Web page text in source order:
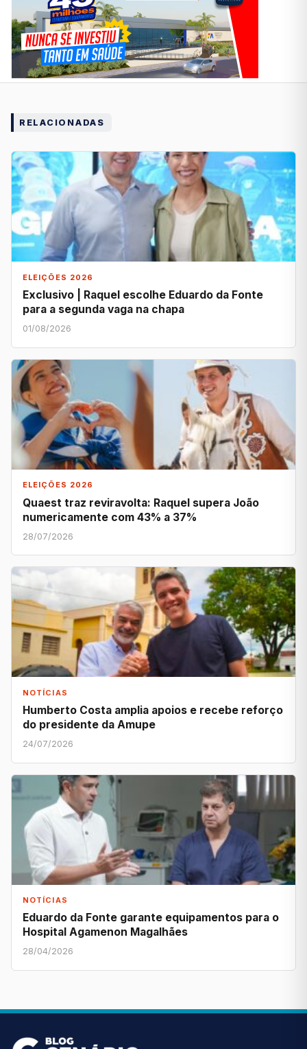
RELACIONADAS
ELEIÇÕES 2026
Exclusivo | Raquel escolhe Eduardo da Fonte
para a segunda vaga na chapa
01/08/2026
ELEIÇÕES 2026
Quaest traz reviravolta: Raquel supera João
numericamente com 43% a 37%
28/07/2026
NOTÍCIAS
Humberto Costa amplia apoios e recebe reforço
do presidente da Amupe
24/07/2026
NOTÍCIAS
Eduardo da Fonte garante equipamentos para o
Hospital Agamenon Magalhães
28/04/2026